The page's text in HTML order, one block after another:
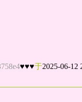
♥♥♥于2025-06-12